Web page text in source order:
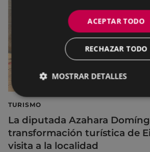
TURISMO
La diputada Azahara
transformación turística de
visita a la localidad
ACEPTAR TODO
RECHAZAR TODO
MOSTRAR DETALLES